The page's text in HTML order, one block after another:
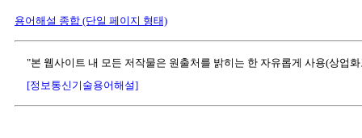
용어해설 종합 (단일 페이지 형태)
"본 웹사이트 내 모든 저작물은 원출처를 밝히는 한 자유롭게 사용(상업
[정보통신기술용어해설]